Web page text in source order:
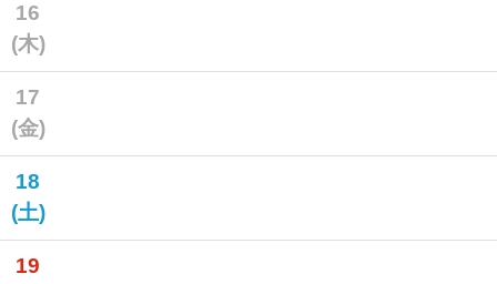
16
(木)
17
(金)
18
(土)
19